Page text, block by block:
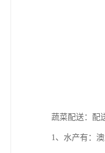
蔬菜配送：配
1、水产有：